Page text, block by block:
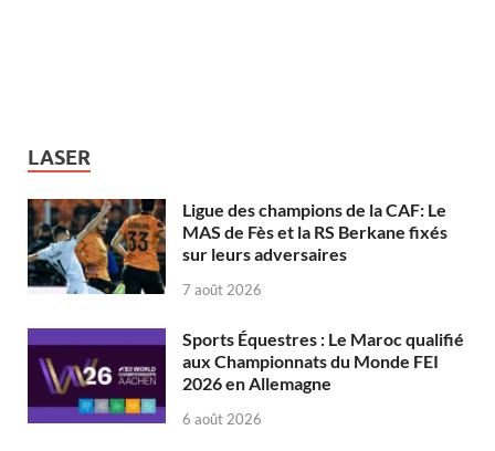
LASER
Ligue des champions de la CAF: Le
MAS de Fès et la RS Berkane fixés
sur leurs adversaires
7 août 2026
Sports Équestres : Le Maroc qualifié
aux Championnats du Monde FEI
2026 en Allemagne
6 août 2026